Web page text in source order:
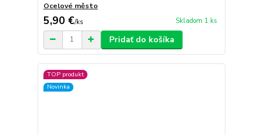
Ocelové město
5,90 €/ks Skladom 1 ks
Pridať do košíka
TOP produkt
Novinka